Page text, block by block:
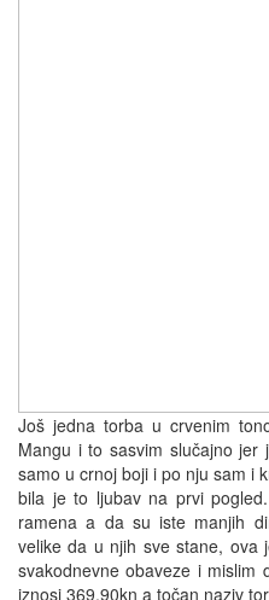
Još jedna torba u crvenim
Mangu i to sasvim slučajno
samo u crnoj boji i po nju sam i
bila je to ljubav na prvi
ramena a da su iste manjih
velike da u njih sve stane, ova
svakodnevne obaveze i mislim
iznosi 369,90kn a točan naziv